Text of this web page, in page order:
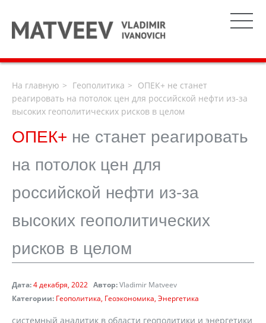
На главную Геополитика
ОПЕК+ не станет
реагировать на потолок цен для российской нефти из-за
высоких геополитических рисков в целом
ОПЕК+ не станет реагировать
на потолок цен для
российской нефти из-за
высоких геополитических
рисков в целом
Дата:4 декабря, 2022 Автор:Vladimir Matveev
Категории: Геополитика Геоэкономика Энергетика
системный аналитик в области геополитики и энергетики